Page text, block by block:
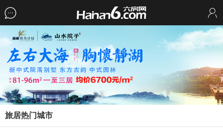
旅居热门城市